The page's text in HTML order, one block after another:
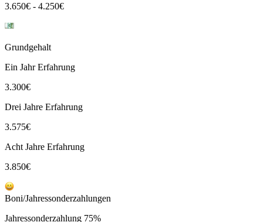
3.650€ - 4.250€
Grundgehalt
Ein Jahr Erfahrung
3.300€
Drei Jahre Erfahrung
3.575€
Acht Jahre Erfahrung
3.850€
Boni/Jahressonderzahlungen
Jahressonderzahlung 75%